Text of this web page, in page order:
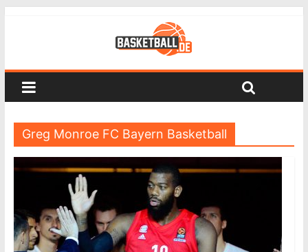
Greg Monroe FC Bayern Basketball